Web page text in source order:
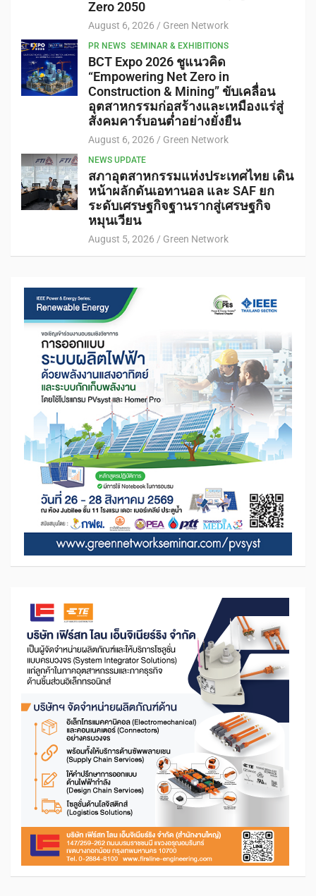
Zero 2050
August 6, 2026 Green Network
PR NEWS SEMINAR & EXHIBITIONS
BCT Expo 2026 ชูแนวคิด
“Empowering Net Zero in
Construction & Mining” ขับเคลื่อน
อุตสาหกรรมก่อสร้างและเหมืองแร่สู่
สังคมคาร์บอนต่ำอย่างยั่งยืน
August 6, 2026 Green Network
NEWS UPDATE
สภาอุตสาหกรรมแห่งประเทศไทย เดิน
หน้าผลักดันเอทานอล และ SAF ยก
ระดับเศรษฐกิจฐานรากสู่เศรษฐกิจ
หมุนเวียน
August 5, 2026 Green Network